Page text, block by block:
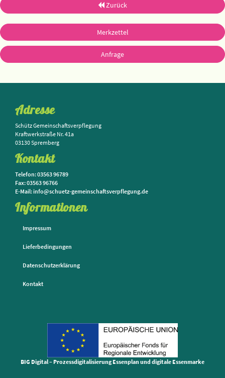
Zurück
Merkzettel
Anfrage
Adresse
Schütz Gemeinschaftsverpflegung
Kraftwerkstraße Nr. 41a
03130 Spremberg
Kontakt
Telefon: 03563 96789
Fax: 03563 96766
E-Mail: info@schuetz-gemeinschaftsverpflegung.de
Informationen
Impressum
Lieferbedingungen
Datenschutzerklärung
Kontakt
BIG Digital – Prozessdigitalisierung Essenplan und digitale Essenmarke